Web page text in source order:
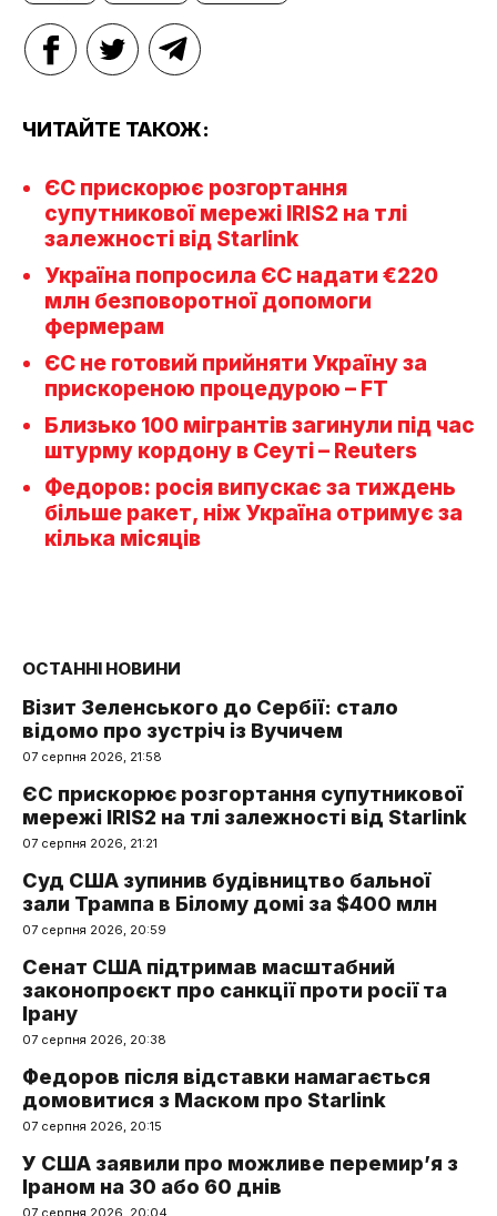
ЧИТАЙТЕ ТАКОЖ:
ЄС прискорює розгортання
супутникової мережі IRIS2 на тлі
залежності від Starlink
Україна попросила ЄС надати €220
млн безповоротної допомоги
фермерам
ЄС не готовий прийняти Україну за
прискореною процедурою – FT
Близько 100 мігрантів загинули під час
штурму кордону в Сеуті – Reuters
Федоров: росія випускає за тиждень
більше ракет, ніж Україна отримує за
кілька місяців
ОСТАННІ НОВИНИ
Візит Зеленського до Сербії: стало
відомо про зустріч із Вучичем
07 серпня 2026, 21:58
ЄС прискорює розгортання супутникової
мережі IRIS2 на тлі залежності від Starlink
07 серпня 2026, 21:21
Суд США зупинив будівництво бальної
зали Трампа в Білому домі за $400 млн
07 серпня 2026, 20:59
Сенат США підтримав масштабний
законопроєкт про санкції проти росії та
Ірану
07 серпня 2026, 20:38
Федоров після відставки намагається
домовитися з Маском про Starlink
07 серпня 2026, 20:15
У США заявили про можливе перемир’я з
Іраном на 30 або 60 днів
07 серпня 2026, 20:04